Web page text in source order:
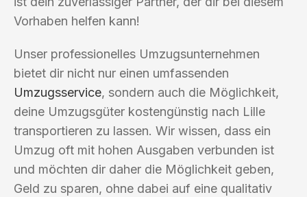
Vorhaben helfen kann!
Unser professionelles Umzugsunternehmen
bietet dir nicht nur einen umfassenden
Umzugsservice, sondern auch die Möglichkeit,
deine Umzugsgüter kostengünstig nach Lille
transportieren zu lassen. Wir wissen, dass ein
Umzug oft mit hohen Ausgaben verbunden ist
und möchten dir daher die Möglichkeit geben,
Geld zu sparen, ohne dabei auf eine qualitativ